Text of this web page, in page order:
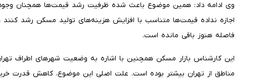
وی ادامه داد: همین موضوع باعث شده ظرفیت رشد قیمت‌ها همچنان وجود
اجازه نداده قیمت‌ها متناسب با افزایش هزینه‌های تولید مسکن رشد
فاصله هنوز باقی مانده است.
این کارشناس بازار مسکن همچنین با اشاره به وضعیت شهرهای اطراف
مناطق از تهران بیشتر بوده است. علت اصلی این موضوع، کاهش قدرت